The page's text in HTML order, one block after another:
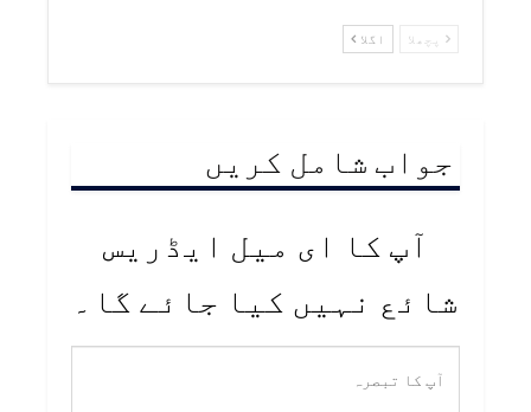
پچھلا اگلا
جواب شامل کریں
آپ کا ای میل ایڈریس
شائع نہیں کیا جائے گا۔